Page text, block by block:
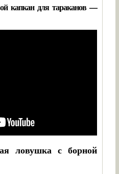
капкан для тараканов —
ловушка с борной